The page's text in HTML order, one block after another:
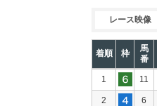
レース映像
着順 枠
馬
番
1 11
2 6